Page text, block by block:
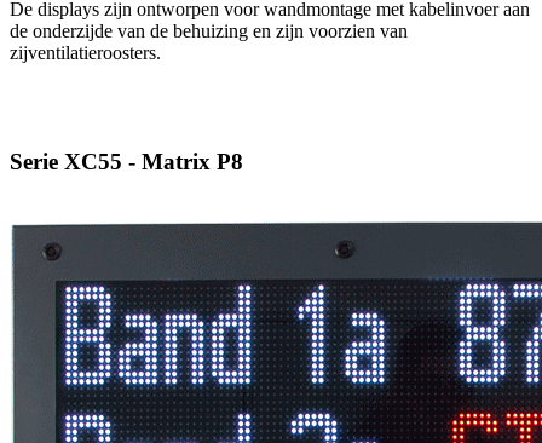
De displays zijn ontworpen voor wandmontage met kabelinvoer aan
de onderzijde van de behuizing en zijn voorzien van
zijventilatieroosters.
Serie XC55 - Matrix P8